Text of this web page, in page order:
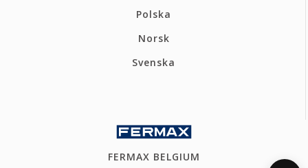
Polska
Norsk
Svenska
FERMAX BELGIUM